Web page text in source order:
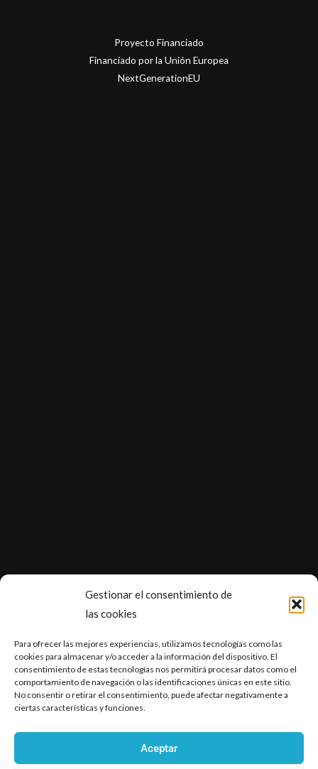
Gestionar el consentimiento de
las cookies
Para ofrecer las mejores experiencias, utilizamos tecnologías como las
cookies para almacenar y/o acceder a la información del dispositivo. El
consentimiento de estas tecnologías nos permitirá procesar datos como el
comportamiento de navegación o las identificaciones únicas en este sitio.
No consentir o retirar el consentimiento, puede afectar negativamente a
ciertas características y funciones.
Aceptar
Proyecto Financiado
Financiado por la Unión Europea
NextGenerationEU
Aviso legal
Política de privacidad
Política de cookies (UE)